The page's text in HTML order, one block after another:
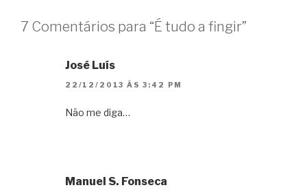
7 Comentários para “É tudo a fingir”
José Luís
22/12/2013 ÀS 3:42 PM
Não me diga…
Manuel S. Fonseca